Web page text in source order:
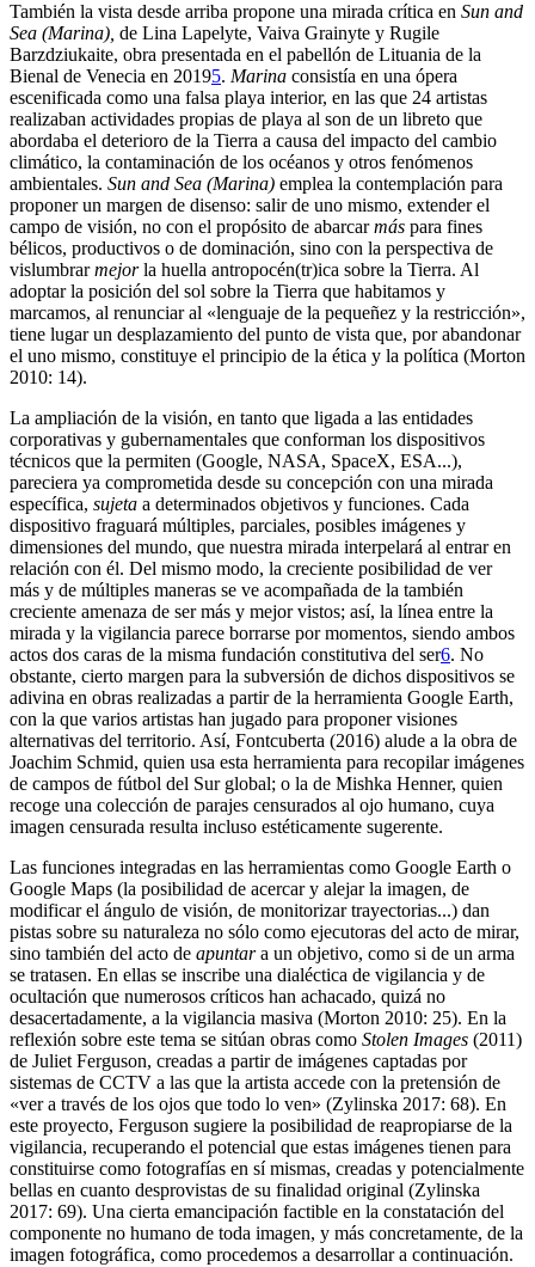
También la vista desde arriba propone una mirada crítica en Sun and
Sea (Marina), de Lina Lapelyte, Vaiva Grainyte y Rugile
Barzdziukaite, obra presentada en el pabellón de Lituania de la
Bienal de Venecia en 20195. Marina consistía en una ópera
escenificada como una falsa playa interior, en las que 24 artistas
realizaban actividades propias de playa al son de un libreto que
abordaba el deterioro de la Tierra a causa del impacto del cambio
climático, la contaminación de los océanos y otros fenómenos
ambientales. Sun and Sea (Marina) emplea la contemplación para
proponer un margen de disenso: salir de uno mismo, extender el
campo de visión, no con el propósito de abarcarmás para fines
bélicos, productivos o de dominación, sino con la perspectiva de
vislumbrarmejorla huella antropocén(tr)ica sobre la Tierra. Al
adoptar la posición del sol sobre la Tierra que habitamos y
marcamos, al renunciar al «lenguaje de la pequeñez y la restricción»,
tiene lugar un desplazamiento del punto de vista que, por abandonar
el uno mismo, constituye el principio de la ética y la política (Morton
2010: 14).
La ampliación de la visión, en tanto que ligada a las entidades
corporativas y gubernamentales que conforman los dispositivos
técnicos que la permiten (Google, NASA, SpaceX, ESA...),
pareciera ya comprometida desde su concepción con una mirada
específica, sujeta a determinados objetivos y funciones. Cada
dispositivo fraguará múltiples, parciales, posibles imágenes y
dimensiones del mundo, que nuestra mirada interpelará al entrar en
relación con él. Del mismo modo, la creciente posibilidad de ver
más y de múltiples maneras se ve acompañada de la también
creciente amenaza de ser más y mejor vistos; así, la línea entre la
mirada y la vigilancia parece borrarse por momentos, siendo ambos
actos dos caras de la misma fundación constitutiva del ser6. No
obstante, cierto margen para la subversión de dichos dispositivos se
adivina en obras realizadas a partir de la herramienta Google Earth,
con la que varios artistas han jugado para proponer visiones
alternativas del territorio. Así, Fontcuberta (2016) alude a la obra de
Joachim Schmid, quien usa esta herramienta para recopilar imágenes
de campos de fútbol del Sur global; o la de Mishka Henner, quien
recoge una colección de parajes censurados al ojo humano, cuya
imagen censurada resulta incluso estéticamente sugerente.
Las funciones integradas en las herramientas como Google Earth o
Google Maps (la posibilidad de acercar y alejar la imagen, de
modificar el ángulo de visión, de monitorizar trayectorias...) dan
pistas sobre su naturaleza no sólo como ejecutoras del acto de mirar,
sino también del acto de apuntara un objetivo, como si de un arma
se tratasen. En ellas se inscribe una dialéctica de vigilancia y de
ocultación que numerosos críticos han achacado, quizá no
desacertadamente, a la vigilancia masiva (Morton 2010: 25). En la
reflexión sobre este tema se sitúan obras como Stolen Images (2011)
de Juliet Ferguson, creadas a partir de imágenes captadas por
sistemas de CCTV a las que la artista accede con la pretensión de
«ver a través de los ojos que todo lo ven» (Zylinska 2017: 68). En
este proyecto, Ferguson sugiere la posibilidad de reapropiarse de la
vigilancia, recuperando el potencial que estas imágenes tienen para
constituirse como fotografías en sí mismas, creadas y potencialmente
bellas en cuanto desprovistas de su finalidad original (Zylinska
2017: 69). Una cierta emancipación factible en la constatación del
componente no humano de toda imagen, y más concretamente, de la
imagen fotográfica, como procedemos a desarrollar a continuación.